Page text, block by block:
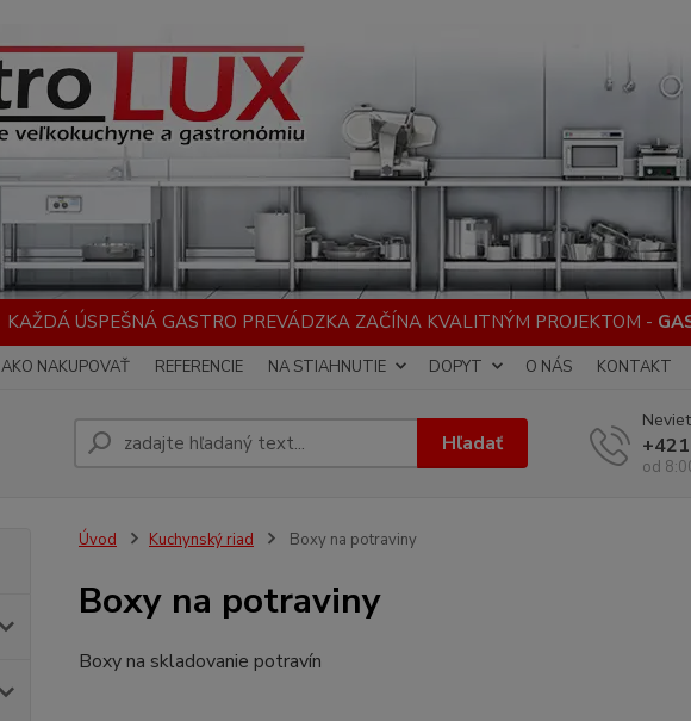
KAŽDÁ ÚSPEŠNÁ GASTRO PREVÁDZKA ZAČÍNA KVALITNÝM PROJEKTOM -
AKO NAKUPOVAŤ REFERENCIE NA STIAHNUTIE DOPYT O NÁS KONTAKT
Hľadať
od
Úvod Kuchynský riad Boxy na potraviny
Boxy na potraviny
Boxy na skladovanie potravín